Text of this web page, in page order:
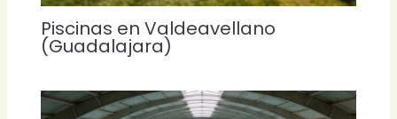
Piscinas en Valdeavellano
(Guadalajara)